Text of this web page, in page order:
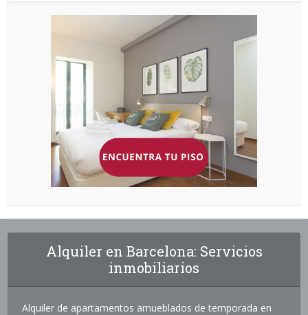
Alquiler en Barcelona: Servicios
inmobiliarios
Alquiler de apartamentos amueblados de temporada en